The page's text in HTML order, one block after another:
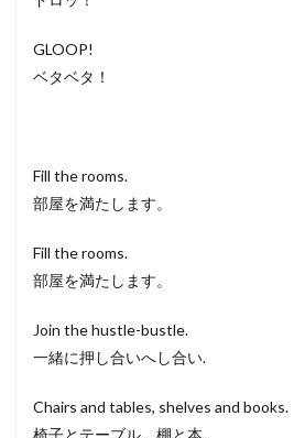
GLOOP!
ベタベタ！
Fill the rooms.
部屋を満たします。
Fill the rooms.
部屋を満たします。
Join the hustle-bustle.
一緒に押し合いへし合い.
Chairs and tables, shelves and books.
椅子とテーブル、棚と本。